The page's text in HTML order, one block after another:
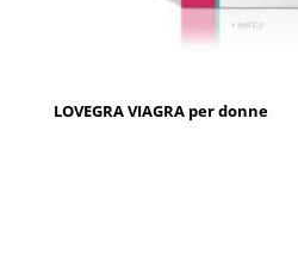
LOVEGRA VIAGRA per donne